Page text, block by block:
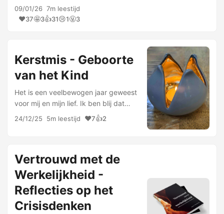
‘vervloekt’ in de titel van deze
blogpost. Het is een lelijk woord. We
09/01/26 7m leestijd
❤️37🤩3👍31😢1🤬3
Kerstmis - Geboorte
van het Kind
Het is een veelbewogen jaar geweest
voor mij en mijn lief. Ik ben blij dat
mijn boek is afgerond en nu gedrukt
wordt. Het is een forse ‘bevalling’
24/12/25 5m leestijd ❤️7👍2
Vertrouwd met de
Werkelijkheid -
Reflecties op het
Crisisdenken